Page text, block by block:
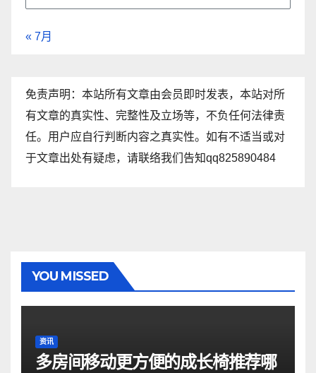
« 7月
免责声明：本站所有文章由会员即时发表，本站对所
有文章的真实性、完整性及立场等，不负任何法律责
任。用户应自行判断内容之真实性。如有不适当或对
于文章出处有疑虑，请联络我们告知qq825890484
YOU MISSED
资讯
多房间移动更方便的成长椅推荐哪